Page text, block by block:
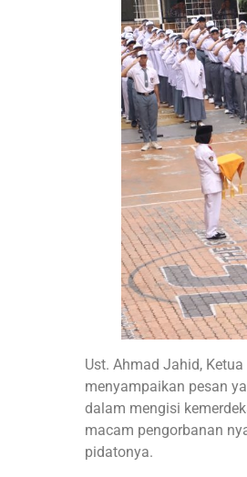
Ust. Ahmad Jahid,
menyampaikan pesan
dalam mengisi
macam pengorbanan
pidatonya.